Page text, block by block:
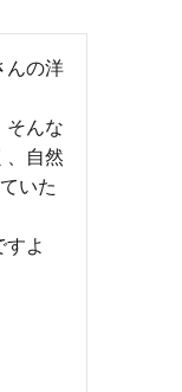
んの洋
そんな
、自然
いた
よ